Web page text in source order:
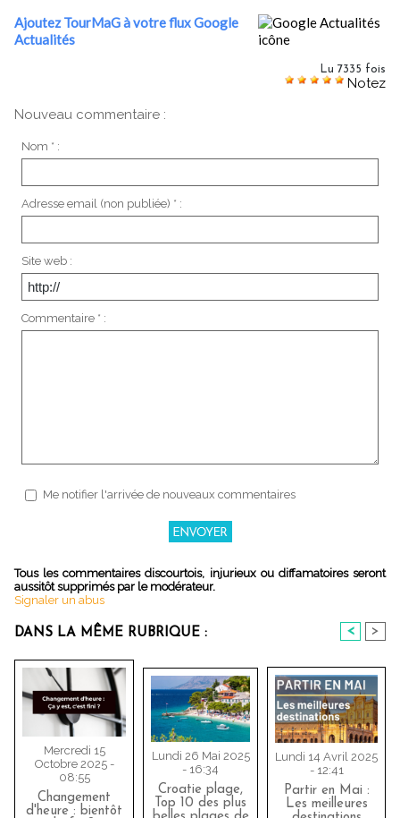
Ajoutez TourMaG à votre flux Google
Actualités
Lu 7335 fois
Notez
Nouveau commentaire :
Nom * :
Adresse email (non publiée) * :
Site web :
Commentaire * :
Me notifier l'arrivée de nouveaux commentaires
Tous les commentaires discourtois, injurieux ou diffamatoires seront
aussitôt supprimés par le modérateur.
Signaler un abus
DANS LA MÊME RUBRIQUE : < >
Mercredi 15
Octobre 2025 -
08:55
Changement
d'heure : bientôt
Lundi 26 Mai 2025
- 16:34
Croatie plage,
Top 10 des plus
Lundi 14 Avril 2025
- 12:41
Partir en Mai :
Les meilleures